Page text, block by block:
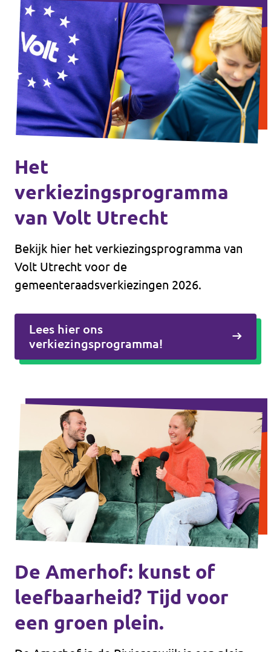
Het
verkiezingsprogramma
van Volt Utrecht
Bekijk hier het verkiezingsprogramma van
Volt Utrecht voor de
gemeenteraadsverkiezingen 2026.
Lees hier ons
verkiezingsprogramma!
De Amerhof: kunst of
leefbaarheid? Tijd voor
een groen plein.